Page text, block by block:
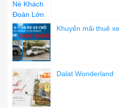
Khuyến mãi thuê xe
Dalat Wonderland